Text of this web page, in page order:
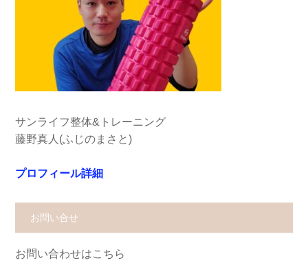
サンライフ整体&トレーニング
藤野真人(ふじのまさと)
プロフィール詳細
お問い合せ
お問い合わせはこちら